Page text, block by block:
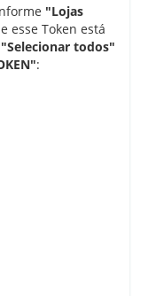
"Lojas
esse Token está
"Selecionar todos"
: